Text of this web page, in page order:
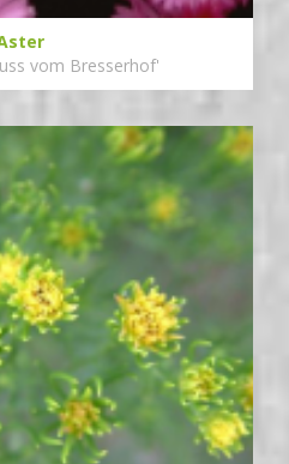
vom Bresserhof'